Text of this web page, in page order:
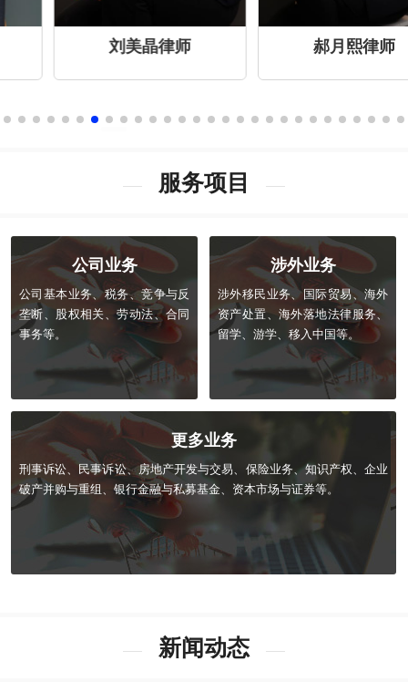
刘美晶律师 郝月熙律师
服务项目
公司业务
公司基本业务、税务、竞争与反
垄断、股权相关、劳动法、合同
事务等。
涉外业务
涉外移民业务、国际贸易、海外
资产处置、海外落地法律服务、
留学、游学、移入中国等。
更多业务
刑事诉讼、民事诉讼、房地产开发与交易、保险业务、知识产权、企业
破产并购与重组、银行金融与私募基金、资本市场与证券等。
新闻动态